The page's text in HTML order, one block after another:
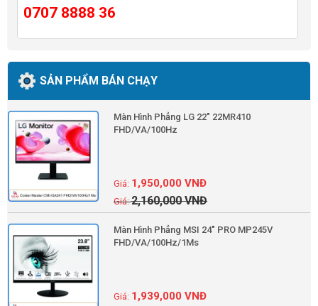
0707 8888 36
SẢN PHẨM BÁN CHẠY
Màn Hình Phẳng LG 22" 22MR410
FHD/VA/100Hz
2,160,000VNĐ
1,950,000VNĐ
Màn Hình Phẳng MSI 24" PRO MP245V
FHD/VA/100Hz/1Ms
1,939,000VNĐ